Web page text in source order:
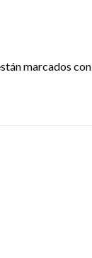
marcados con